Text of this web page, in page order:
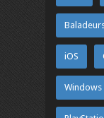
iOS
Windows